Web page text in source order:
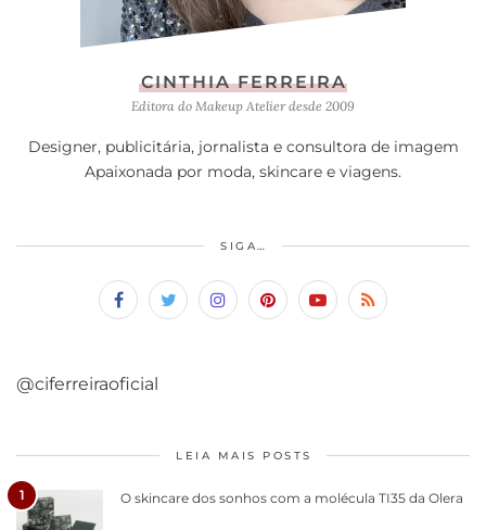
CINTHIA FERREIRA
Editora do Makeup Atelier desde 2009
Designer, publicitária, jornalista e consultora de imagem
Apaixonada por moda, skincare e viagens.
SIGA…
@ciferreiraoficial
LEIA MAIS POSTS
1 O skincare dos sonhos com a molécula TI35 da Olera